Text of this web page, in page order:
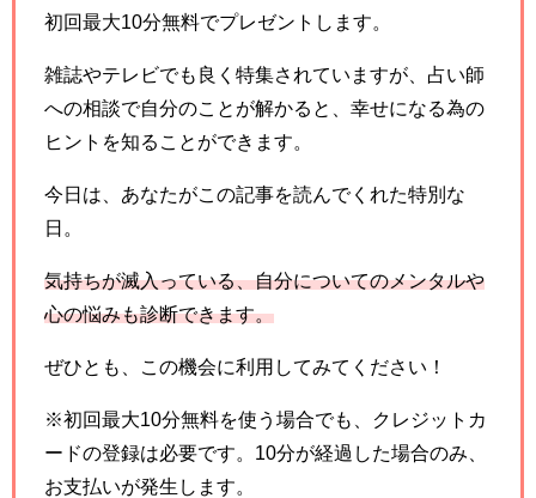
初回最大10分無料でプレゼントします。
雑誌やテレビでも良く特集されていますが、占い師
への相談で自分のことが解かると、幸せになる為の
ヒントを知ることができます。
今日は、あなたがこの記事を読んでくれた特別な
日。
気持ちが滅入っている、自分についてのメンタルや
心の悩みも診断できます。
ぜひとも、この機会に利用してみてください！
※初回最大10分無料を使う場合でも、クレジットカ
ードの登録は必要です。10分が経過した場合のみ、
お支払いが発生します。